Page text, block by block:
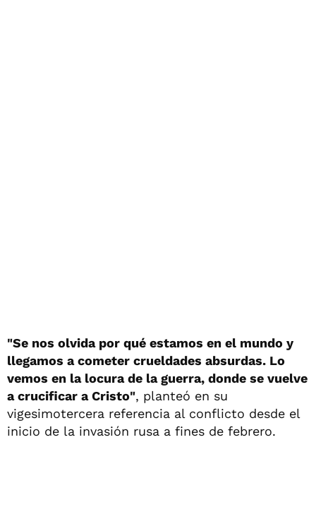
"Se nos olvida por qué estamos en el mundo y
llegamos a cometer crueldades absurdas. Lo
vemos en la locura de la guerra, donde se vuelve
a crucificar a Cristo", planteó en su
vigesimotercera referencia al conflicto desde el
inicio de la invasión rusa a fines de febrero.